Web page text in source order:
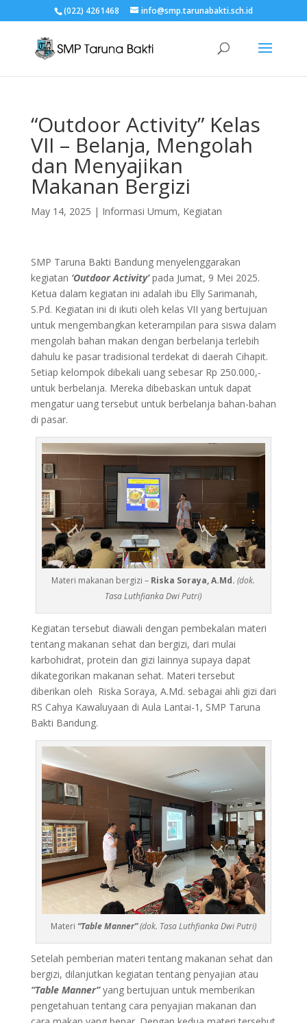
(022) 4261468 info@smp.tarunabakti.sch.id
“Outdoor Activity” Kelas
VII – Belanja, Mengolah
dan Menyajikan
Makanan Bergizi
May 14, 2025 | Informasi Umum, Kegiatan
SMP Taruna Bakti Bandung menyelenggarakan
kegiatan ‘Outdoor Activity’pada Jumat, 9 Mei 2025.
Ketua dalam kegiatan ini adalah ibu Elly Sarimanah,
S.Pd. Kegiatan ini di ikuti oleh kelas VII yang bertujuan
untuk mengembangkan keterampilan para siswa dalam
mengolah bahan makan dengan berbelanja terlebih
dahulu ke pasar tradisional terdekat di daerah Cihapit.
Setiap kelompok dibekali uang sebesar Rp 250.000,-
untuk berbelanja. Mereka dibebaskan untuk dapat
mengatur uang tersebut untuk berbelanja bahan-bahan
di pasar.
Materi makanan bergizi – Riska Soraya, A.Md. (dok.
Tasa Luthfianka Dwi Putri)
Kegiatan tersebut diawali dengan pembekalan materi
tentang makanan sehat dan bergizi, dari mulai
karbohidrat, protein dan gizi lainnya supaya dapat
dikategorikan makanan sehat. Materi tersebut
diberikan oleh Riska Soraya, A.Md. sebagai ahli gizi dari
RS Cahya Kawaluyaan di Aula Lantai-1, SMP Taruna
Bakti Bandung.
Materi “Table Manner”(dok. Tasa Luthfianka Dwi Putri)
Setelah pemberian materi tentang makanan sehat dan
bergizi, dilanjutkan kegiatan tentang penyajian atau
“Table Manner”yang bertujuan untuk memberikan
pengetahuan tentang cara penyajian makanan dan